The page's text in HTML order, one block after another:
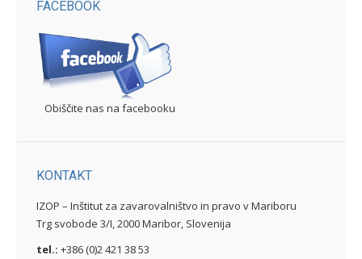
FACEBOOK
Obiščite nas na facebooku
KONTAKT
IZOP – Inštitut za zavarovalništvo in pravo v Mariboru
Trg svobode 3/I, 2000 Maribor, Slovenija
tel.: +386 (0)2 421 38 53